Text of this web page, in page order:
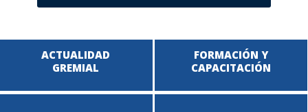
ACTUALIDAD
GREMIAL
FORMACIÓN Y
CAPACITACIÓN